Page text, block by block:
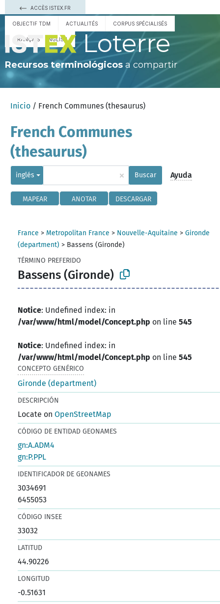
ACCÈS ISTEX.FR
OBJECTIF TDM ACTUALITÉS CORPUS SPÉCIALISÉS
FRANÇAIS ENGLISH Loterre
Recursos terminológicos a compartir
Inicio / French Communes (thesaurus)
French Communes
(thesaurus)
inglés × Buscar Ayuda
MAPEAR ANOTAR DESCARGAR
France > Metropolitan France > Nouvelle-Aquitaine >Gironde
(department) > Bassens (Gironde)
TÉRMINO PREFERIDO
Bassens (Gironde)
Notice: Undefined index: in
/var/www/html/model/Concept.php on line545
Notice: Undefined index: in
/var/www/html/model/Concept.php on line545
CONCEPTO GENÉRICO
Gironde (department)
DESCRIPCIÓN
Locate onOpenStreetMap
CÓDIGO DE ENTIDAD GEONAMES
gn:A.ADM4
gn:P.PPL
IDENTIFICADOR DE GEONAMES
3034691
6455053
CÓDIGO INSEE
33032
LATITUD
44.90226
LONGITUD
-0.51631